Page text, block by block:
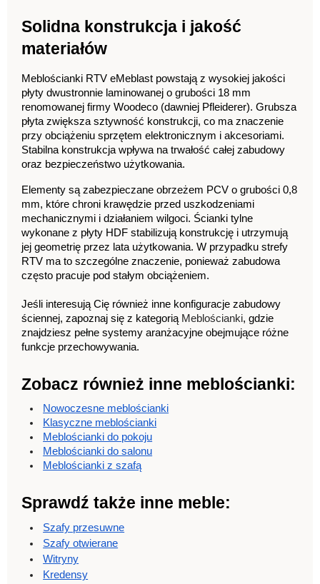
Solidna konstrukcja i jakość
materiałów
Meblościanki RTV eMeblast powstają z wysokiej jakości
płyty dwustronnie laminowanej o grubości 18 mm
renomowanej firmy Woodeco (dawniej Pfleiderer). Grubsza
płyta zwiększa sztywność konstrukcji, co ma znaczenie
przy obciążeniu sprzętem elektronicznym i akcesoriami.
Stabilna konstrukcja wpływa na trwałość całej zabudowy
oraz bezpieczeństwo użytkowania.
Elementy są zabezpieczane obrzeżem PCV o grubości 0,8
mm, które chroni krawędzie przed uszkodzeniami
mechanicznymi i działaniem wilgoci. Ścianki tylne
wykonane z płyty HDF stabilizują konstrukcję i utrzymują
jej geometrię przez lata użytkowania. W przypadku strefy
RTV ma to szczególne znaczenie, ponieważ zabudowa
często pracuje pod stałym obciążeniem.
Jeśli interesują Cię również inne konfiguracje zabudowy
ściennej, zapoznaj się z kategorią Meblościanki, gdzie
znajdziesz pełne systemy aranżacyjne obejmujące różne
funkcje przechowywania.
Zobacz również inne meblościanki:
Nowoczesne meblościanki
Klasyczne meblościanki
Meblościanki do pokoju
Meblościanki do salonu
Meblościanki z szafą
Sprawdź także inne meble:
Szafy przesuwne
Szafy otwierane
Witryny
Kredensy